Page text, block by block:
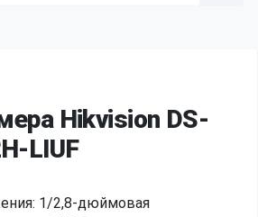
Hikvision DS-
LIUF
1/2,8-дюймовая